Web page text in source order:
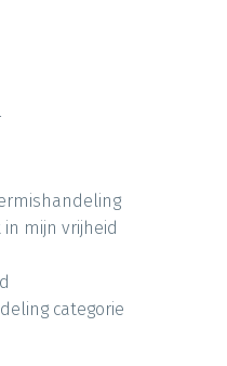
mijn vrijheid
categorie